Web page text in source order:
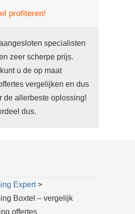
profiteren!
specialisten
zeer scherpe prijs.
u de op maat
vergelijken en dus
de allerbeste oplossing!
dus.
Expert>
Boxtel – vergelijk
offertes